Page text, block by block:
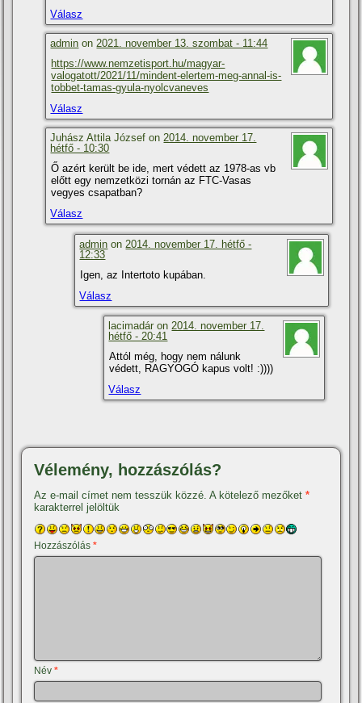
Válasz
admin on2021. november 13. szombat - 11:44
https://www.nemzetisport.hu/magyar-
valogatott/2021/11/mindent-elertem-meg-annal-is-
tobbet-tamas-gyula-nyolcvaneves
Válasz
Juhász Attila József on2014. november 17.
hétfő - 10:30
Ő azért került be ide, mert védett az 1978-as vb
előtt egy nemzetközi tornán az FTC-Vasas
vegyes csapatban?
Válasz
admin on 2014. november 17. hétfő -
12:33
Igen, az Intertoto kupában.
Válasz
lacimadár on2014. november 17.
hétfő - 20:41
Attól még, hogy nem nálunk
védett, RAGYOGÓ kapus volt! :))))
Válasz
Vélemény, hozzászólás?
Az e-mail címet nem tesszük közzé. A kötelező mezőket*
karakterrel jelöltük
Hozzászólás*
Név*